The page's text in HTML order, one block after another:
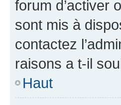
forum d’activer
sont mis à
contactez
raisons a t-il
Haut